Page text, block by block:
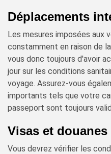
Déplacements
Les mesures imposées aux
constamment en raison de
vous donc toujours d'avoir
jour sur les conditions
voyage. Assurez-vous
importants tels que votre
passeport sont toujours
Visas et douanes
Vous devrez vérifier les